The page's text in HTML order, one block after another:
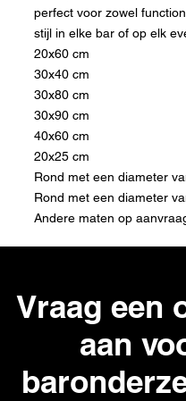
perfect voor zowel
stijl in elke bar of op elk
20x60 cm
30x40 cm
30x80 cm
30x90 cm
40x60 cm
20x25 cm
Rond met een diameter
Rond met een diameter
Andere maten op
Vraag een
aan